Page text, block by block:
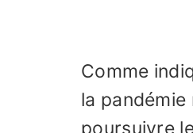
Comme
la
poursuivre